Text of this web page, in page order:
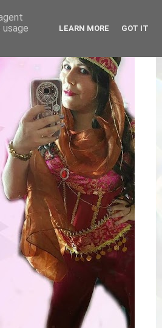
LEARN MORE GOT IT